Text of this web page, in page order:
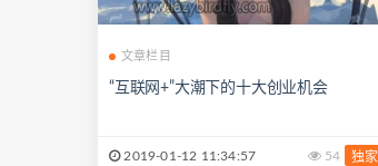
文章栏目
“互联网+”大潮下的十大创业机会
2019-01-12 11:34:57 54 独家